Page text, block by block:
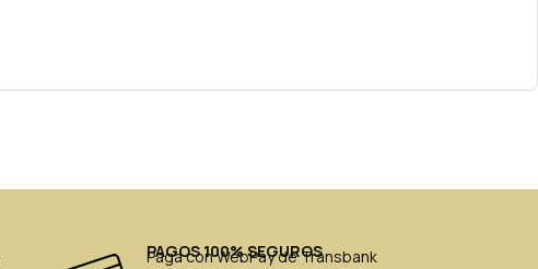
PAGOS 100% SEGUROS
Paga con WebPay de Transbank